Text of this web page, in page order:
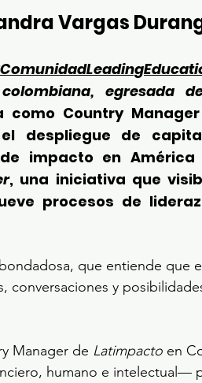
Vargas
como Country
despliegue de
impacto en América
, una iniciativa que
procesos de
que entiende que
conversaciones y
Manager de Latimpacto en
humano e intelectual—